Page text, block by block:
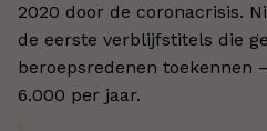
2020 door de coronacrisis.
de eerste verblijfstitels die
beroepsredenen toekennen
6.000 per jaar.